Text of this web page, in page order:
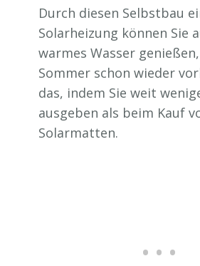
Durch diesen Selbstbau
Solarheizung können Sie
warmes Wasser
Sommer schon wieder
das, indem Sie weit
ausgeben als beim Kauf
Solarmatten.